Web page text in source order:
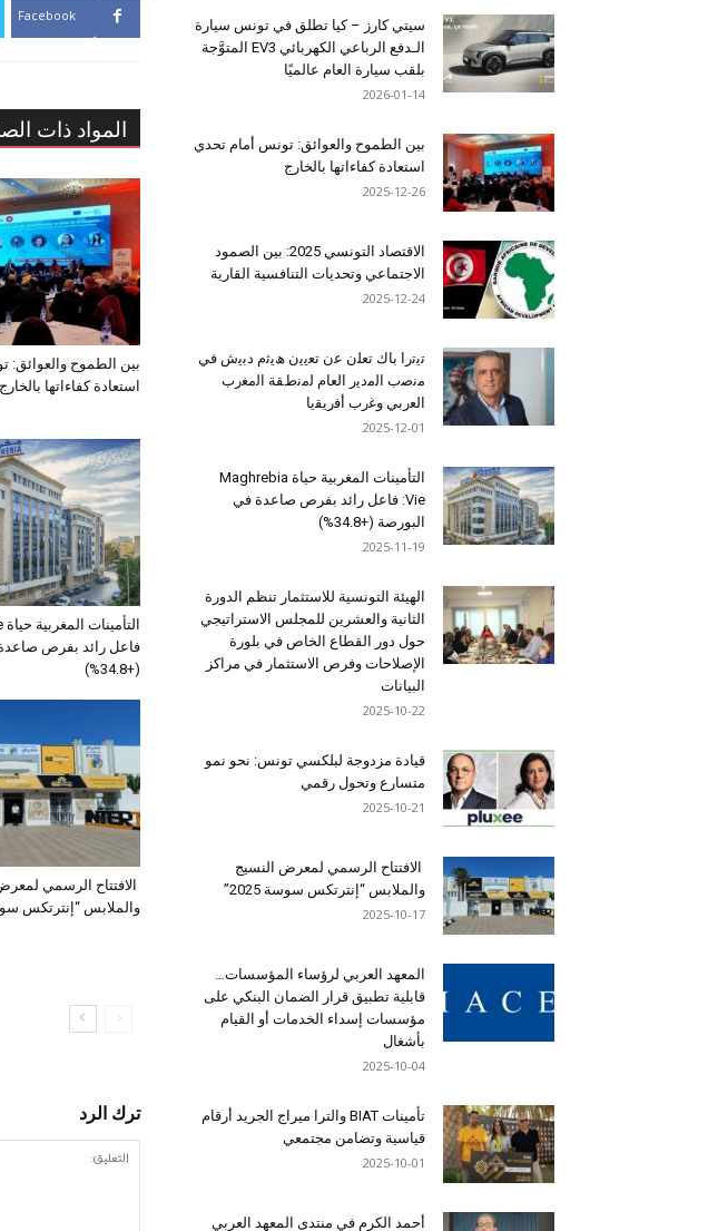
Facebook
المواد ذات
بين الطموح والعوائق:
استعادة كفاءاتها بالخارج
فاعل رائد بفرص
(+34.8%)
الافتتاح الرسمي
والملابس “إنترتكس سوسة
ترك الرد
سيتي كارز – كيا تطلق في تونس سيارة
الـدفع الرباعي الكهربائي EV3 المتوَّجة
بلقب سيارة العام عالميًا
2026-01-14
بين الطموح والعوائق: تونس أمام تحدي
استعادة كفاءاتها بالخارج
2025-12-26
الاقتصاد التونسي 2025: بين الصمود
الاجتماعي وتحديات التنافسية القارية
2025-12-24
ﺗﯾﺗرا ﺑﺎك ﺗﻌﻠن ﻋن ﺗﻌﯾﯾن ھﯾﺛم دﺑﯾش ﻓﻲ
ﻣﻧﺻب اﻟﻣدﯾر اﻟﻌﺎم ﻟﻣﻧطﻘﺔ اﻟﻣﻐرب
اﻟﻌرﺑﻲ وﻏرب أﻓرﯾﻘﯾﺎ
2025-12-01
التأمينات المغربية حياة Maghrebia
Vie: فاعل رائد بفرص صاعدة في
البورصة (+34.8%)
2025-11-19
الهيئة التونسية للاستثمار تنظم الدورة
الثانية والعشرين للمجلس الاستراتيجي
حول دور القطاع الخاص في بلورة
الإصلاحات وفرص الاستثمار في مراكز
البيانات
2025-10-22
قيادة مزدوجة لبلكسي تونس: نحو نمو
متسارع وتحول رقمي
2025-10-21
الافتتاح الرسمي لمعرض النسيج
والملابس “إنترتكس سوسة 2025”
2025-10-17
المعهد العربي لرؤساء المؤسسات…
قابلية تطبيق قرار الضمان البنكي على
مؤسسات إسداء الخدمات أو القيام
بأشغال
2025-10-04
تأمينات BIAT والترا ميراج الجريد أرقام
قياسية وتضامن مجتمعي
2025-10-01
أحمد الكرم في منتدى المعهد العربي